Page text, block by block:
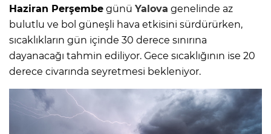
Haziran Perşembe günü Yalova genelinde az
bulutlu ve bol güneşli hava etkisini sürdürürken,
sıcaklıkların gün içinde 30 derece sınırına
dayanacağı tahmin ediliyor. Gece sıcaklığının ise 20
derece civarında seyretmesi bekleniyor.